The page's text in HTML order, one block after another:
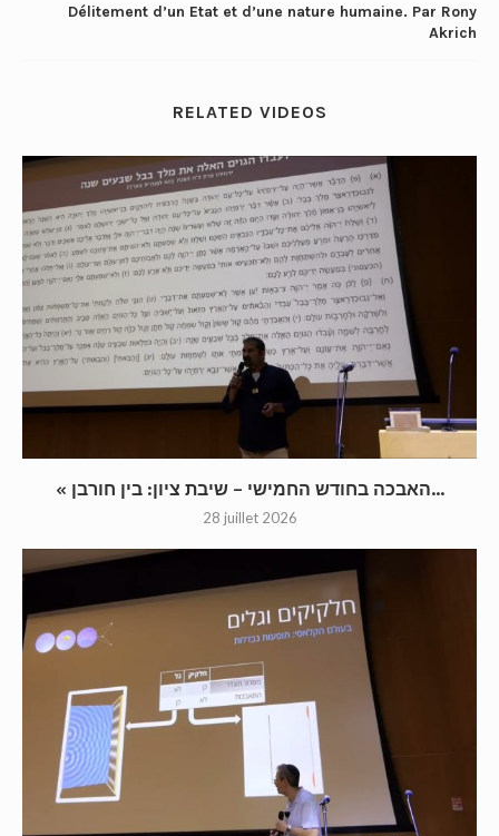
Délitement d’un Etat et d’une nature humaine. Par Rony
Akrich
RELATED VIDEOS
« האבכה בחודש החמישי – שיבת ציון: בין חורבן...
28 juillet 2026